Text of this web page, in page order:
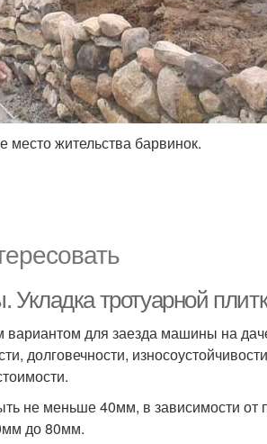
жительства барвинок.
тротуарной
для заезда машины на
долговечности,
не меньше 40мм, в зависимости от
до 80мм.